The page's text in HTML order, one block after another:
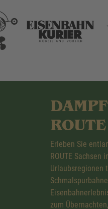
ROUTE
Erleben Sie
ROUTE Sachsen
Urlaubsregionen
zum